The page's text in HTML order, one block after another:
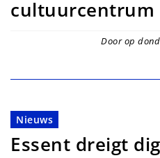
cultuurcentrum
Door op
Nieuws
Essent dreigt